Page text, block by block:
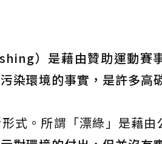
）是藉由贊助運動賽
染環境的事實，是許多高
式。所謂「漂綠」是藉